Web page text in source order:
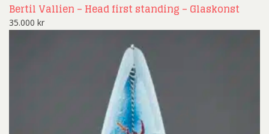
Bertil Vallien – Head first standing – Glaskonst
35.000 kr